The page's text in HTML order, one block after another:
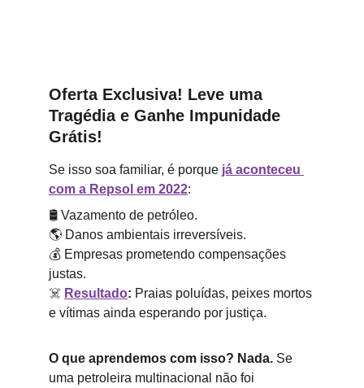
Oferta Exclusiva! Leve uma
Tragédia e Ganhe Impunidade
Grátis!
Se isso soa familiar, é porque já aconteceu
com a Repsol em 2022:
🛢️ Vazamento de petróleo.
🌎 Danos ambientais irreversíveis.
💰 Empresas prometendo compensações
justas.
☠️ Resultado: Praias poluídas, peixes mortos
e vítimas ainda esperando por justiça.
O que aprendemos com isso? Nada. Se
uma petroleira multinacional não foi